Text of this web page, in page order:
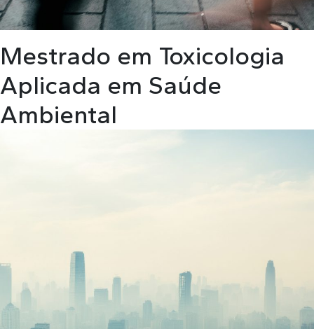
Mestrado em Toxicologia
Aplicada em Saúde
Ambiental